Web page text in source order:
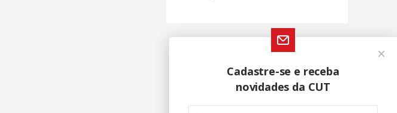
Cadastre-se e receba
novidades da CUT